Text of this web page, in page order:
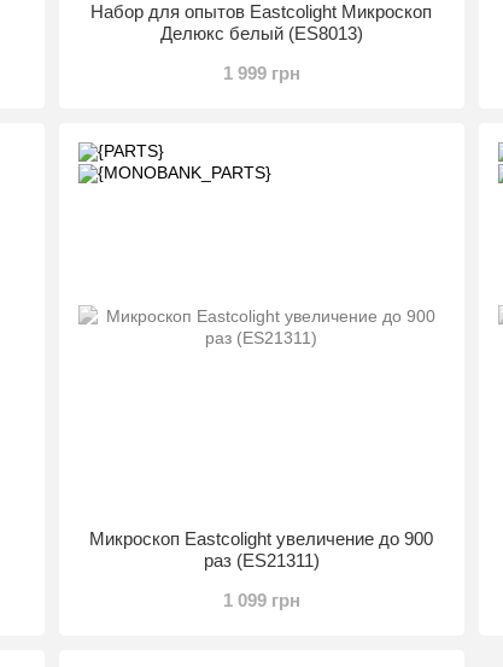
Набор для опытов Eastcolight Микроскоп
Делюкс белый (ES8013)
1 999 грн
Микроскоп Eastcolight увеличение до 900
раз (ES21311)
1 099 грн